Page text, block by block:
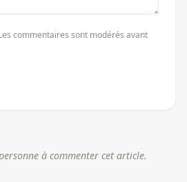
commentaires sont modérés avant
à commenter cet article.